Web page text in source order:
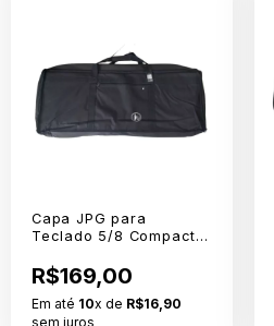
Capa JPG para
Teclado 5/8 Compacto
Logo
R$169,00
Em até 10x de R$16,90
sem juros